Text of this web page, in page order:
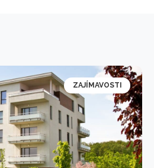
ZAJÍMAVOSTI